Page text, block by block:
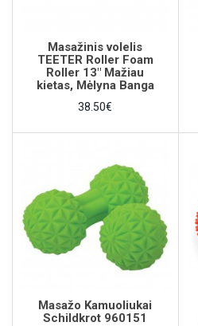
Masažinis volelis
TEETER Roller Foam
Roller 13" Mažiau
kietas, Mėlyna Banga
38.50€
Masažo Kamuoliukai
Schildkrot 960151